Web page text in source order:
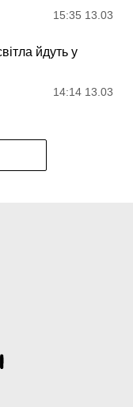
15:35 13.03
йдуть у
14:14 13.03